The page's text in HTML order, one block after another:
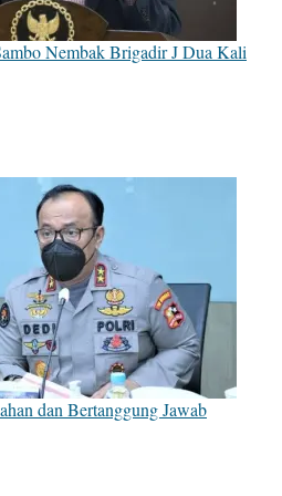
Nembak Brigadir J Dua Kali
dan Bertanggung Jawab